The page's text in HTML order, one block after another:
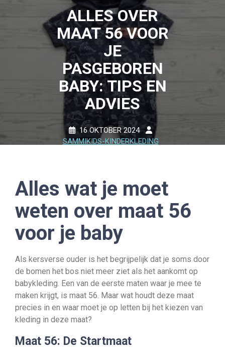
ALLES OVER
MAAT 56 VOOR
JE
PASGEBOREN
BABY: TIPS EN
ADVIES
16 OKTOBER 2024
SAMMIKIDS-KINDERKLEDING
Alles wat je moet
weten over maat 56
voor je baby
Als kersverse ouder is het begrijpelijk dat je soms door
de bomen het bos niet meer ziet als het aankomt op
babykleding. Een van de eerste maten waar je mee te
maken krijgt, is maat 56. Maar wat houdt deze maat
precies in en waar moet je op letten bij het kiezen van
kleding in deze maat?
Maat 56: De Startmaat